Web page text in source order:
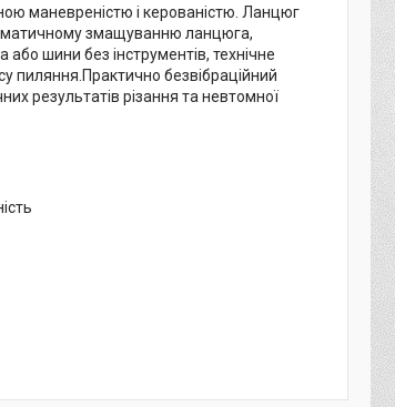
маневреністю і керованістю. Ланцюг
змащуванню ланцюга,
шини без інструментів, технічне
пиляння.Практично безвібраційний
результатів різання та невтомної